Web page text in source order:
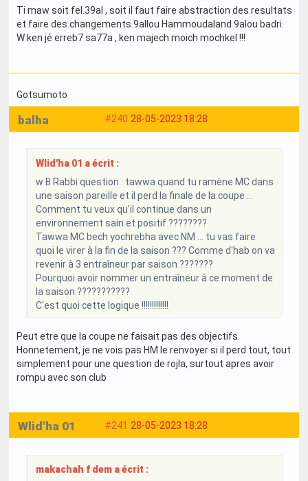
Ti maw soit fel.39al , soit il faut faire abstraction des.resultats
et faire des.changements.9allou Hammoudaland 9alou badri.
W ken jé erreb7 sa77a , ken majech moich mochkel !!!
Gotsumoto
#240 28-05-2023 18:28
balha
Wlid'ha 01 a écrit :
w B Rabbi question : tawwa quand tu ramène MC dans
une saison pareille et il perd la finale de la coupe ...
Comment tu veux qu'il continue dans un
environnement sain et positif ????????
Tawwa MC bech yochrebha avec NM ... tu vas faire
quoi le virer à la fin de la saison ??? Comme d'hab on va
revenir à 3 entraîneur par saison ???????
Pourquoi avoir nommer un entraîneur à ce moment de
la saison ???????????
C'est quoi cette logique !!!!!!!!!!!!!
Peut etre que la coupe ne faisait pas des objectifs.
Honnetement, je ne vois pas HM le renvoyer si il perd tout, tout
simplement pour une question de rojla, surtout apres avoir
rompu avec son club
#241 28-05-2023 18:28
Wlid'ha 01
makachah f dem a écrit :